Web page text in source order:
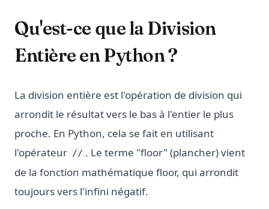
Qu'est-ce que la Division
Entière en Python ?
La division entière est l'opération de division qui
arrondit le résultat vers le bas à l'entier le plus
proche. En Python, cela se fait en utilisant
l'opérateur // . Le terme "floor" (plancher) vient
de la fonction mathématique floor, qui arrondit
toujours vers l'infini négatif.